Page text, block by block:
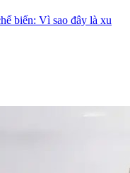
biến: Vì sao đây là xu